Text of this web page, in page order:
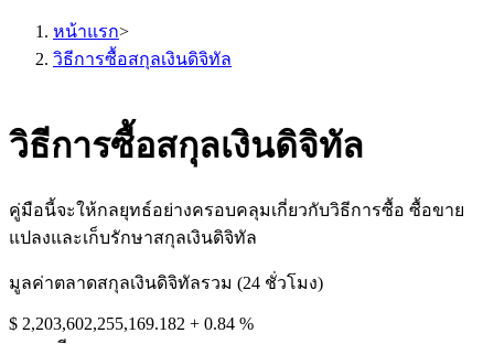
หน้าแรก>
วิธีการซื้อสกุลเงินดิจิทัล
วิธีการซื้อสกุลเงินดิจิทัล
คู่มือนี้จะให้กลยุทธ์อย่างครอบคลุมเกี่ยวกับวิธีการซื้อ ซื้อขาย
แปลงและเก็บรักษาสกุลเงินดิจิทัล
มูลค่าตลาดสกุลเงินดิจิทัลรวม (24 ชั่วโมง)
$ 2,203,602,255,169.182 + 0.84 %